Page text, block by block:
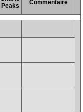
Peaks
Commentaire